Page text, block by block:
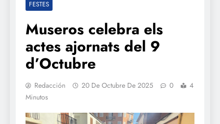
FESTES
Museros celebra els
actes ajornats del 9
d’Octubre
Redacción 20 De Octubre De 2025 0
4
Minutos